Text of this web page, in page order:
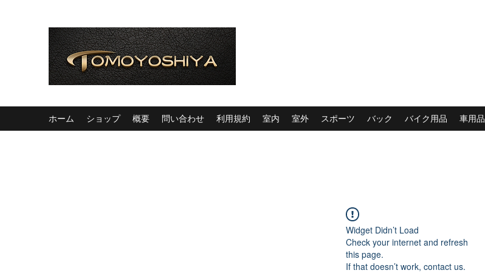
ホーム ショップ 概要 問い合わせ 利用規約 室内 室外 スポーツ バック バイク用品 車用品
Widget Didn’t Load
Check your internet and refresh
this page.
If that doesn’t work, contact us.